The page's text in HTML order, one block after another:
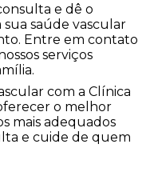
e dê o
sua saúde vascular
Entre em contato
serviços
com a Clínica
o melhor
mais adequados
e cuide de quem